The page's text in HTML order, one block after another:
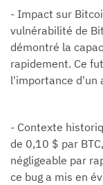
- Impact sur
vulnérabilité de
démontré la
rapidement. Ce
l'importance d'un
- Contexte
de 0,10 $ par
négligeable par
ce bug a mis en